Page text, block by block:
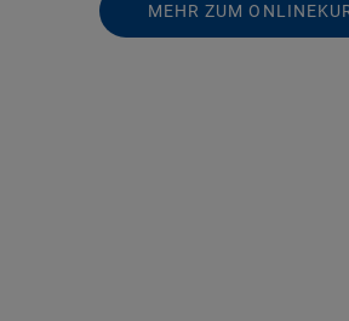
MEHR ZUM